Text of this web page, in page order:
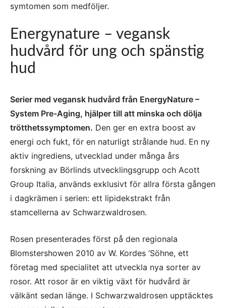
symtomen som medföljer.
Energynature – vegansk
hudvård för ung och spänstig
hud
Serier med vegansk hudvård från EnergyNature –
System Pre-Aging, hjälper till att minska och dölja
trötthetssymptomen. Den ger en extra boost av
energi och fukt, för en naturligt strålande hud. En ny
aktiv ingrediens, utvecklad under många års
forskning av Börlinds utvecklingsgrupp och Acott
Group Italia, används exklusivt för allra första gången
i dagkrämen i serien: ett lipidekstrakt från
stamcellerna av Schwarzwaldrosen.
Rosen presenterades först på den regionala
Blomstershowen 2010 av W. Kordes ’Söhne, ett
företag med specialitet att utveckla nya sorter av
rosor. Att rosor är en viktig växt för hudvård är
välkänt sedan länge. I Schwarzwaldrosen upptäcktes